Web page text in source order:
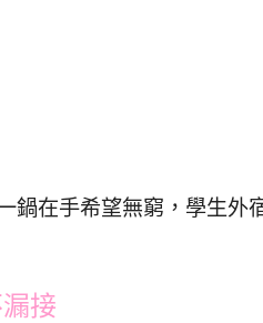
鍋在手希望無窮，學生外
接